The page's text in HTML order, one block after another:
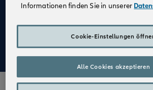
Fachspezialist:innen
Aufbau einerAltersvorsorge
Mehr zu Deinen Vorteilen im Vertrieb
Informationen finden Sie in unserer
Cookie-Einstellungen
Alle Cookies akzeptieren